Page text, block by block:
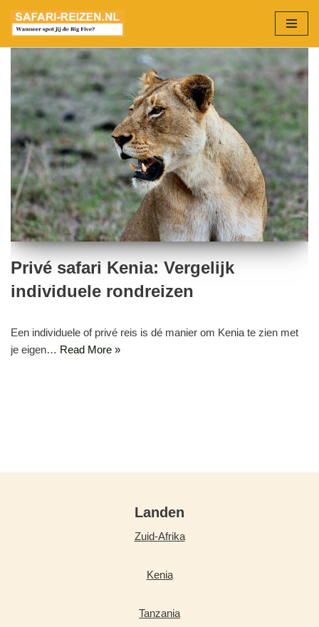
Ga
naar
de
inhoud
Privé safari Kenia: Vergelijk
individuele rondreizen
Een individuele of privé reis is dé manier om Kenia te zien met
je eigen… Read More »
Landen
Zuid-Afrika
Kenia
Tanzania